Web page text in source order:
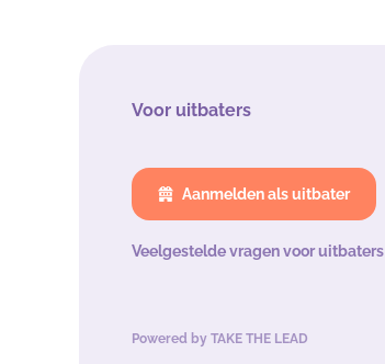
Voor uitbaters
Aanmelden als uitbater
Veelgestelde vragen voor uitbaters
Powered by TAKE THE LEAD